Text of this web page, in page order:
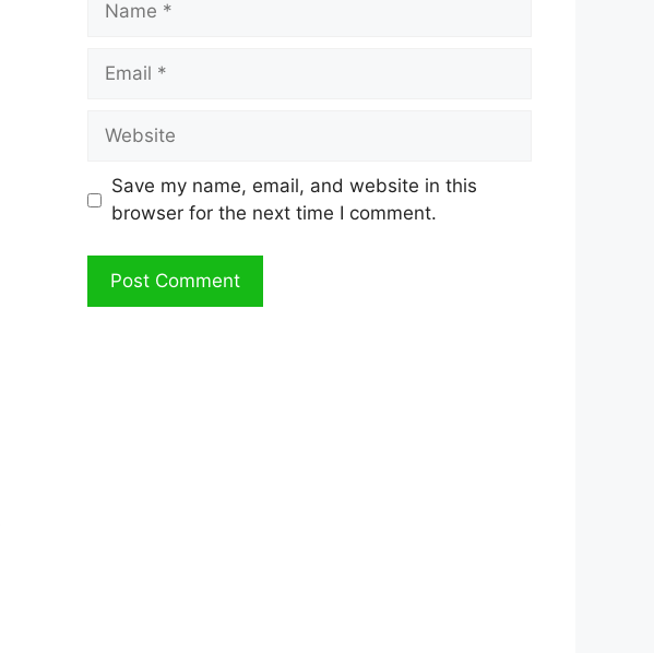
Email
Website
Save my name, email, and website in this
browser for the next time I comment.